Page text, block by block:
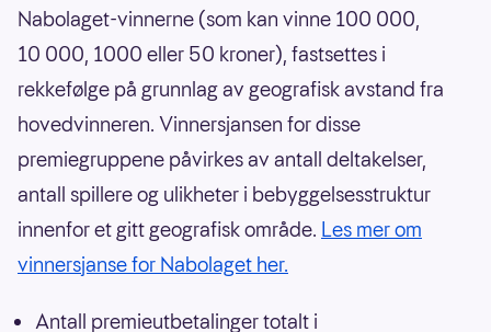
Nabolaget-vinnerne (som kan vinne 100 000,
10 000, 1000 eller 50 kroner), fastsettes i
rekkefølge på grunnlag av geografisk avstand fra
hovedvinneren. Vinnersjansen for disse
premiegruppene påvirkes av antall deltakelser,
antall spillere og ulikheter i bebyggelsesstruktur
innenfor et gitt geografisk område. Les mer om
vinnersjanse for Nabolaget her.
Antall premieutbetalinger totalt i